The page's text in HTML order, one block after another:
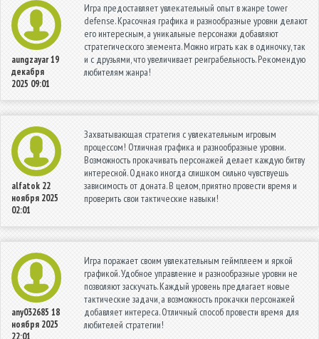
aungzayar19
декабря
2025 09:01
Игра предоставляет увлекательный опыт в жанре tower
defense. Красочная графика и разнообразные уровни делают
его интересным, а уникальные персонажи добавляют
стратегического элемента. Можно играть как в одиночку, так
и с друзьями, что увеличивает реиграбельность. Рекомендую
любителям жанра!
alfatok 22
ноября 2025
02:01
Захватывающая стратегия с увлекательным игровым
процессом! Отличная графика и разнообразные уровни.
Возможность прокачивать персонажей делает каждую битву
интересной. Однако иногда слишком сильно чувствуешь
зависимость от доната. В целом, приятно провести время и
проверить свои тактические навыки!
any032685 18
ноября 2025
22:01
Игра поражает своим увлекательным геймплеем и яркой
графикой. Удобное управление и разнообразные уровни не
позволяют заскучать. Каждый уровень предлагает новые
тактические задачи, а возможность прокачки персонажей
добавляет интереса. Отличный способ провести время для
любителей стратегии!